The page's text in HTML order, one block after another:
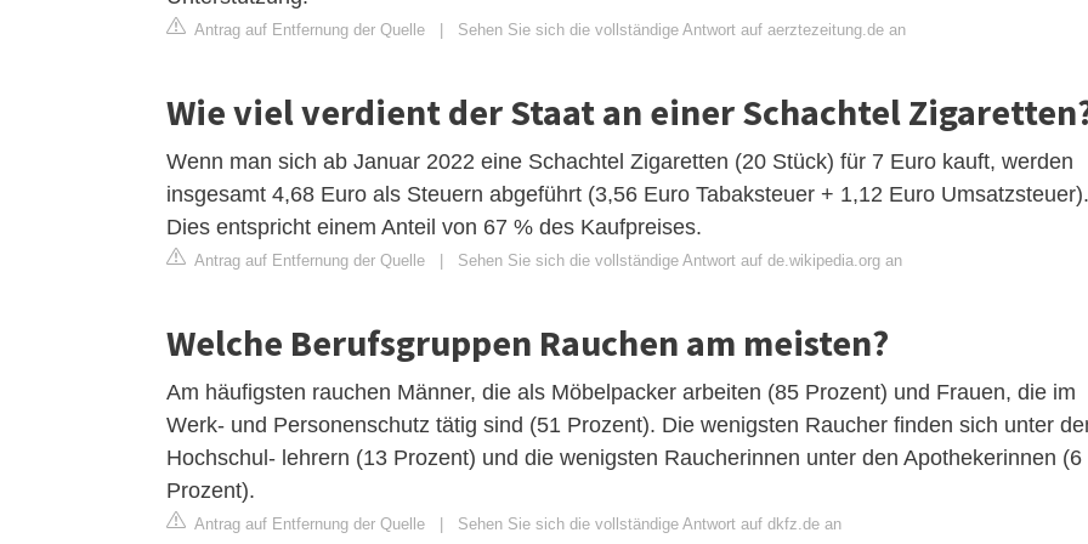
Antrag auf Entfernung der Quelle | Sehen Sie sich die vollständige Antwort auf aerztezeitung.de an
Wie viel verdient der Staat an einer Schachtel
Wenn man sich ab Januar 2022 eine Schachtel Zigaretten (20 Stück) für 7 Euro kauft, werden
insgesamt 4,68 Euro als Steuern abgeführt (3,56 Euro Tabaksteuer + 1,12 Euro Umsatzsteuer).
Dies entspricht einem Anteil von 67 % des Kaufpreises.
Antrag auf Entfernung der Quelle | Sehen Sie sich die vollständige Antwort auf de.wikipedia.org an
Welche Berufsgruppen Rauchen am meisten?
Am häufigsten rauchen Männer, die als Möbelpacker arbeiten (85 Prozent) und Frauen, die im
Werk- und Personenschutz tätig sind (51 Prozent). Die wenigsten Raucher finden sich unter
Hochschul- lehrern (13 Prozent) und die wenigsten Raucherinnen unter den Apothekerinnen (6
Prozent).
Antrag auf Entfernung der Quelle | Sehen Sie sich die vollständige Antwort auf dkfz.de an